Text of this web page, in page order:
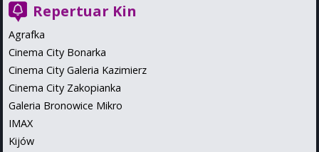
Repertuar Kin
Agrafka
Cinema City Bonarka
Cinema City Galeria Kazimierz
Cinema City Zakopianka
Galeria Bronowice Mikro
IMAX
Kijów